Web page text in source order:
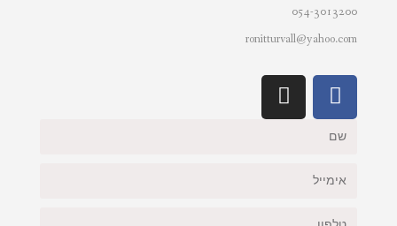
054-3013200
ronitturvall@yahoo.com